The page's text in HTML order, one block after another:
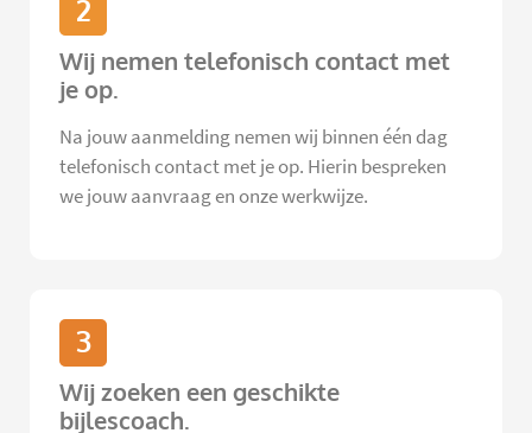
2
Wij nemen telefonisch contact met
je op.
Na jouw aanmelding nemen wij binnen één dag
telefonisch contact met je op. Hierin bespreken
we jouw aanvraag en onze werkwijze.
3
Wij zoeken een geschikte
bijlescoach.